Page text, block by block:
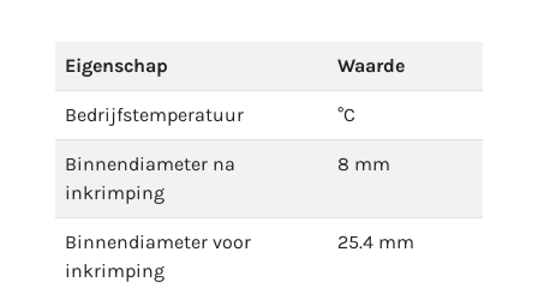
Eigenschap Waarde
Bedrijfstemperatuur °C
Binnendiameter na
inkrimping
8 mm
Binnendiameter voor
inkrimping
25.4 mm